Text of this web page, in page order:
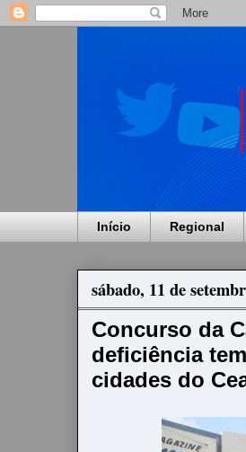
Início Regional
sábado, 11 de
Concurso da
deficiência
cidades do